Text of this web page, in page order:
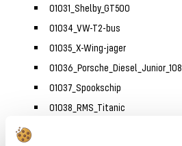
01031_Shelby_GT500
01034_VW-T2-bus
01035_X-Wing-jager
01036_Porsche_Diesel_Junior_108
01037_Spookschip
01038_RMS_Titanic